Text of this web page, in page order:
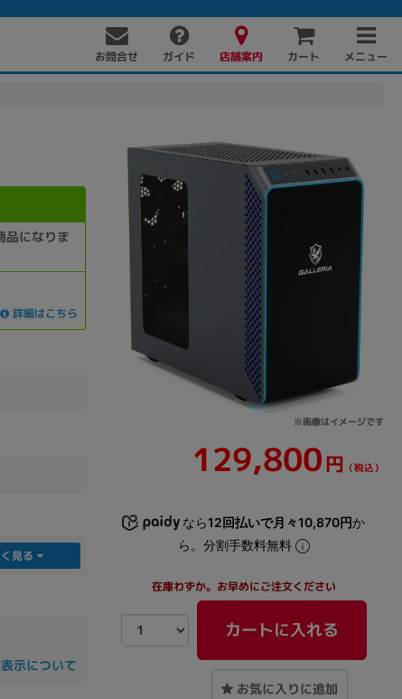
お問合せ ガイド 店舗案内 カート メニュー
※画像はイメージです
129,800円 （税込）
なら12回払いで月々10,870円か
ら。分割手数料無料
在庫わずか。お早めにご注文ください
カートに入れる
お気に入りに追加
品になりま
詳細はこちら
見る
示について